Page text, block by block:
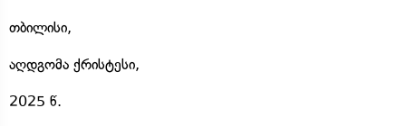
თბილისი,
აღდგომა ქრისტესი,
2025 წ.